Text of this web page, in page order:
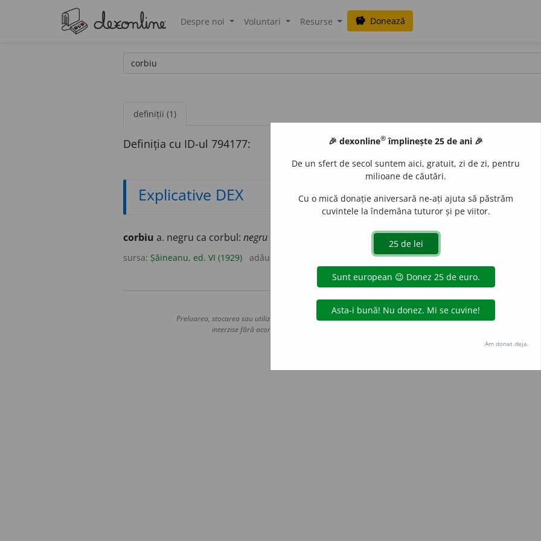
Despre noi Voluntari Resurse savings Donează
definiții (1)
Definiția cu ID-ul 794177:
Explicative DEX
corbiu a. negru ca corbul: negru ca aripa corbie
sursa: Șăineanu, ed. VI (1929) adăugată de
Copyright © 2004-2026 dexonline (https://dexonline.ro)
Preluarea, stocarea sau utilizarea datelor de pe acest site, inclusiv prin orice metode de extragere automată
interzise fără acordul nostru prealabil scris, cu excepția seturilor de date oferite oficial spre utilizare
Hosterion
🎉 dexonline® împlinește 25 de ani 🎉
De un sfert de secol suntem aici, gratuit, zi de zi, pentru
milioane de căutări.
Cu o mică donație aniversară ne-ați ajuta să păstrăm
cuvintele la îndemâna tuturor și pe viitor.
Am donat deja.